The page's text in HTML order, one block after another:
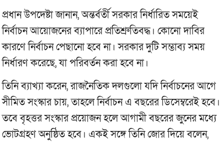
প্রধান উপদেষ্টা জানান, অন্তর্বর্তী সরকার নির্ধারিত সময়েই
নির্বাচন আয়োজনের ব্যাপারে প্রতিশ্রুতিবদ্ধ। কোনো দাবির
কারণে নির্বাচন পেছানো হবে না। সরকার দুটি সম্ভাব্য সময়
নির্ধারণ করেছে, যা পরিবর্তন করা হবে না।
তিনি ব্যাখ্যা করেন, রাজনৈতিক দলগুলো যদি নির্বাচনের আগে
সীমিত সংস্কার চায়, তাহলে নির্বাচন এ বছরের ডিসেম্বরেই হবে।
তবে বৃহত্তর সংস্কার প্রয়োজন হলে আগামী বছরের জুনের মধ্যে
ভোটগ্রহণ অনুষ্ঠিত হবে। একই সঙ্গে তিনি জোর দিয়ে বলেন,